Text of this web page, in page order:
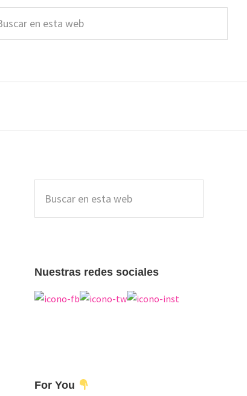
lateral
principal
esta
Nuestras redes sociales
For You